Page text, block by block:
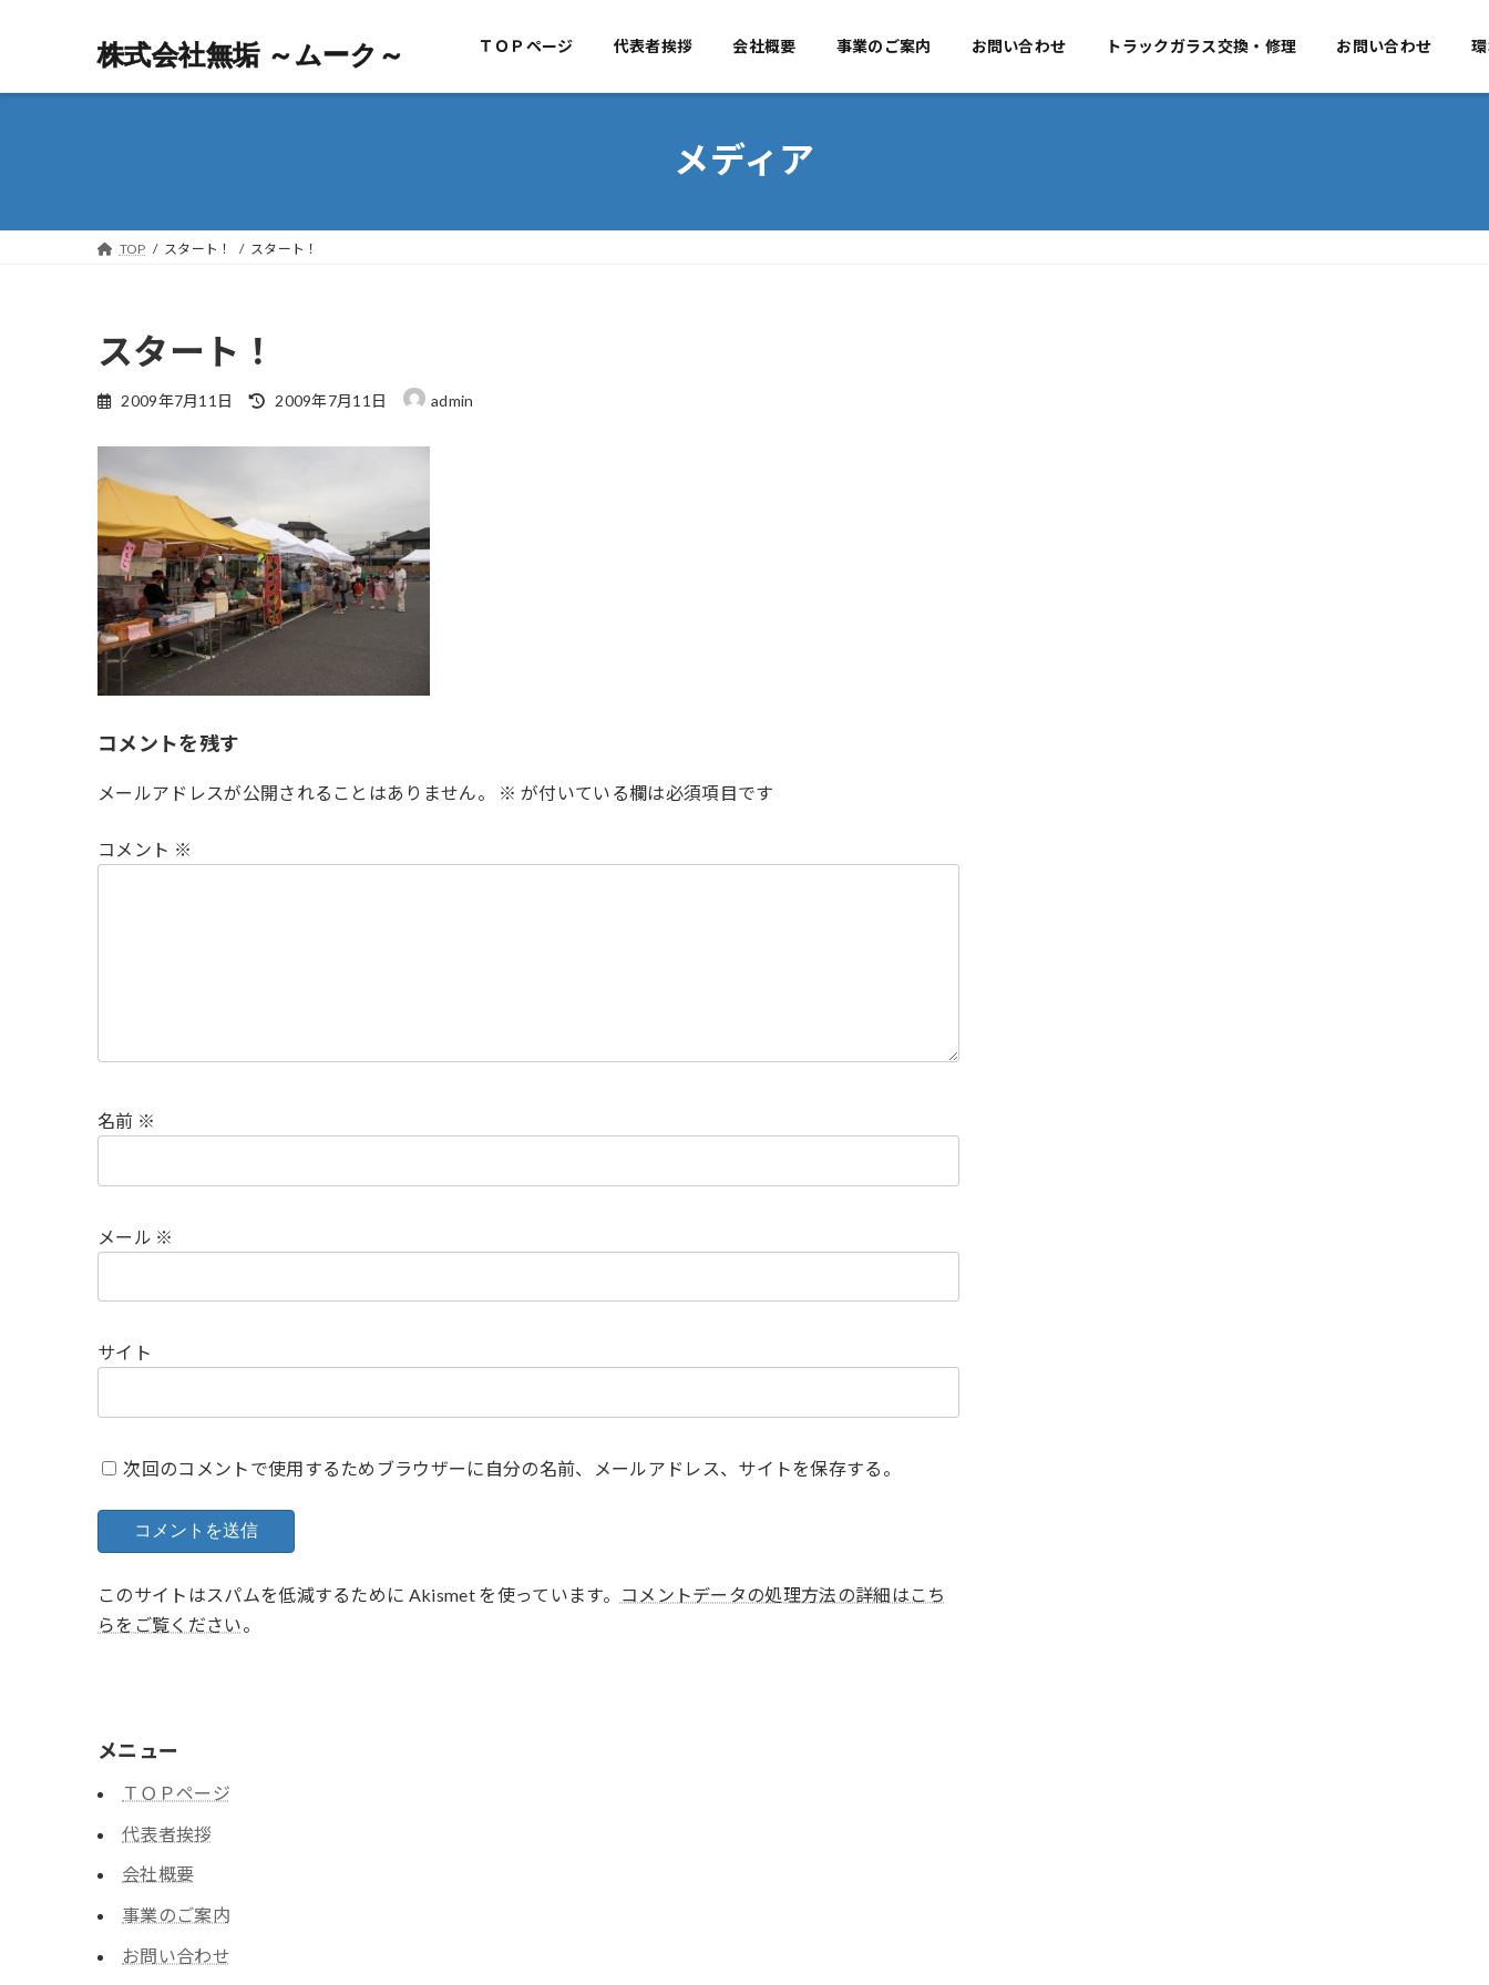
株式会社無垢 ～ムーク～ TOPページ 代表者挨拶 会社概要 事業のご案内 お問い合わせ
株式会社無垢 ～ムーク～ ＴＯＰページ 代表者挨拶 会社概要 事業のご案内 お問い合わせ トラックガラス交換・修理 お問い合わせ
メディア
TOP スタート！ スタート！
スタート！
2009年7月11日
最
:
2009年7月11日 admin
コメントを残す
メールアドレスが公開されることはありません。 ※ が付いている欄は必須項目です
コメント ※
名前 ※
メール ※
サイト
次回のコメントで使用するためブラウザーに自分の名前、メールアドレス、サイトを保存する。
このサイトはスパムを低減するために Akismet を使っています。
コメントデータの処理方法の詳細はこち
らをご覧ください。
メニュー
ＴＯＰページ
代表者挨拶
会社概要
事業のご案内
お問い合わせ